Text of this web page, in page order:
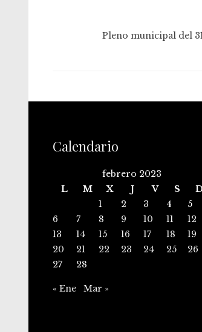
Pleno municipal del
Calendario
febrero 2023
L
M X J V S
1
2 3 4
5
6
7 8 9 10 11
12
13
14 15 16 17 18
19
20
21 22 23 24 25
26
27
28
« Ene Mar »